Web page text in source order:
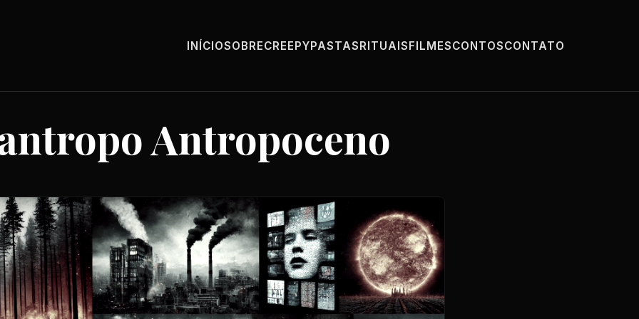
INÍCIOSOBRECREEPYPASTASRITUAISFILMESCONTOSCONTATO
Antropoceno